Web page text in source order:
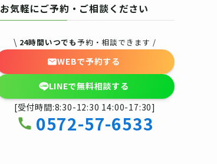
お気軽にご予約・ご相談ください
\ 24時間いつでも予約・相談できます /
WEBで予約する
LINEで無料相談する
[受付時間:8:30-12:30 14:00-17:30]
0572-57-6533